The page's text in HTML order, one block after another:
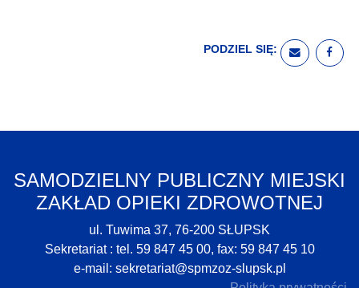
PODZIEL SIĘ:
WYŚLIJ
SAMODZIELNY PUBLICZNY MIEJSKI
ZAKŁAD OPIEKI ZDROWOTNEJ
ul. Tuwima 37, 76-200 SŁUPSK
Sekretariat : tel. 59 847 45 00, fax: 59 847 45 10
e-mail: sekretariat@spmzoz-slupsk.pl